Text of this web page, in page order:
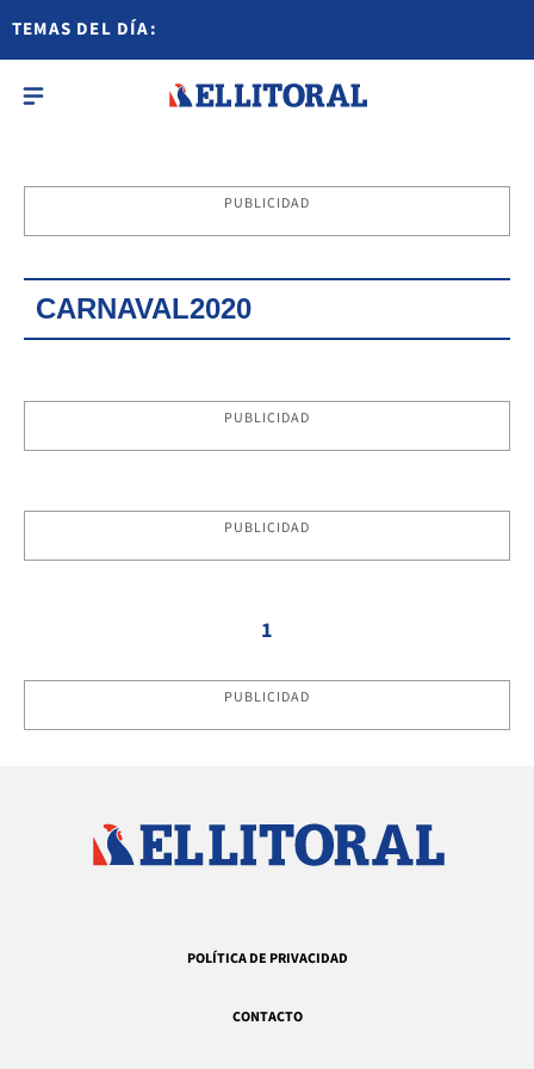
TEMAS DEL DÍA:
PUBLICIDAD
CARNAVAL2020
PUBLICIDAD
PUBLICIDAD
1
PUBLICIDAD
POLÍTICA DE PRIVACIDAD
CONTACTO